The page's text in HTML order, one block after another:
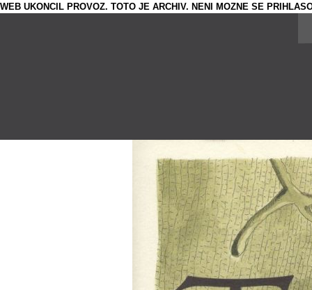
WEB UKONCIL PROVOZ. TOTO JE ARCHIV. NENI MOZNE SE